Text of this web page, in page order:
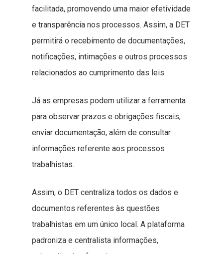
facilitada, promovendo uma maior efetividade
e transparência nos processos. Assim, a DET
permitirá o recebimento de documentações,
notificações, intimações e outros processos
relacionados ao cumprimento das leis.
Já as empresas podem utilizar a ferramenta
para observar prazos e obrigações fiscais,
enviar documentação, além de consultar
informações referente aos processos
trabalhistas.
Assim, o DET centraliza todos os dados e
documentos referentes às questões
trabalhistas em um único local. A plataforma
padroniza e centralista informações,